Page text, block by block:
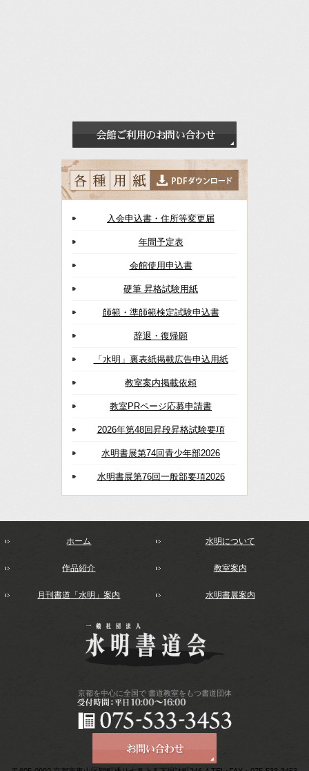
入会申込書・住所等変更届
年間予定表
会館使用申込書
硬筆 昇格試験用紙
師範・準師範検定試験申込書
辞退・復帰願
「水明」裏表紙掲載広告申込用紙
教室案内掲載依頼
教室PRページ応募申請書
2026年第48回昇段昇格試験要項
水明書展第74回青少年部2026
水明書展第76回一般部要項2026
ホーム 水明について
作品紹介 教室案内
月刊書道「水明」案内 水明書展案内
京都を中心に全国で書道教室をもつ書道団体